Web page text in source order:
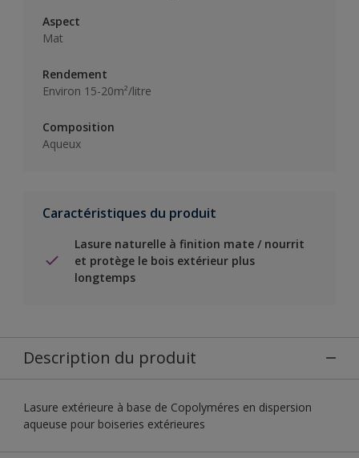
Aspect
Mat
Rendement
Environ 15-20m²/litre
Composition
Aqueux
Caractéristiques du produit
Lasure naturelle à finition mate / nourrit
et protège le bois extérieur plus
longtemps
Description du produit
Lasure extérieure à base de Copolyméres en dispersion
aqueuse pour boiseries extérieures